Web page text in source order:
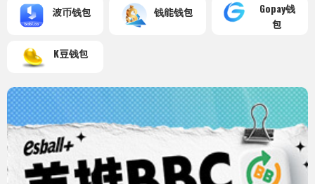
波币钱包 钱能钱包
Gopay钱
包
K豆钱包